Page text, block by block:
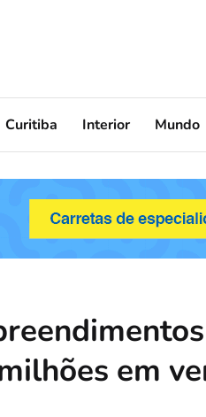
Curitiba Interior Mundo
em